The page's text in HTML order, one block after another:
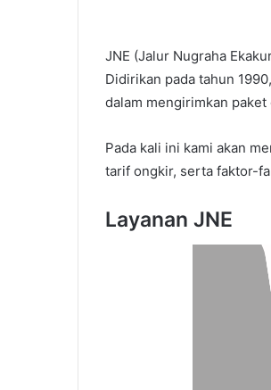
JNE (Jalur Nugraha
Didirikan pada tahun
dalam mengirimkan
Pada kali ini kami akan
tarif ongkir, serta faktor-
Layanan JNE